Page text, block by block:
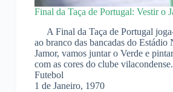
Final da Taça de Portugal: Vestir o
A Final da Taça de Portugal
ao branco das bancadas do Estádio
Jamor, vamos juntar o Verde e
com as cores do clube
Futebol
1 de Janeiro, 1970